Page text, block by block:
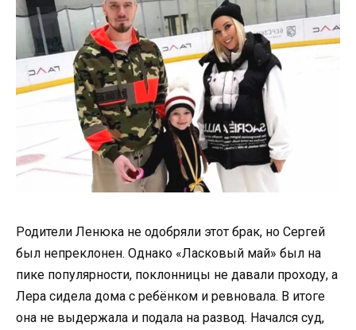
Родители Ленюка не одобряли этот брак, но Сергей
был непреклонен. Однако «Ласковый май» был на
пике популярности, поклонницы не давали проходу, а
Лера сидела дома с ребёнком и ревновала. В итоге
она не выдержала и подала на развод. Начался суд,